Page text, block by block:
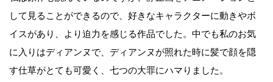
して見ることができるので、好きなキャラクターに動きやボ
イスがあり、より迫力を感じる作品でした。中でも私のお気
に入りはディアンヌで、ディアンヌが照れた時に髪で顔を隠
す仕草がとても可愛く、七つの大罪にハマりました。